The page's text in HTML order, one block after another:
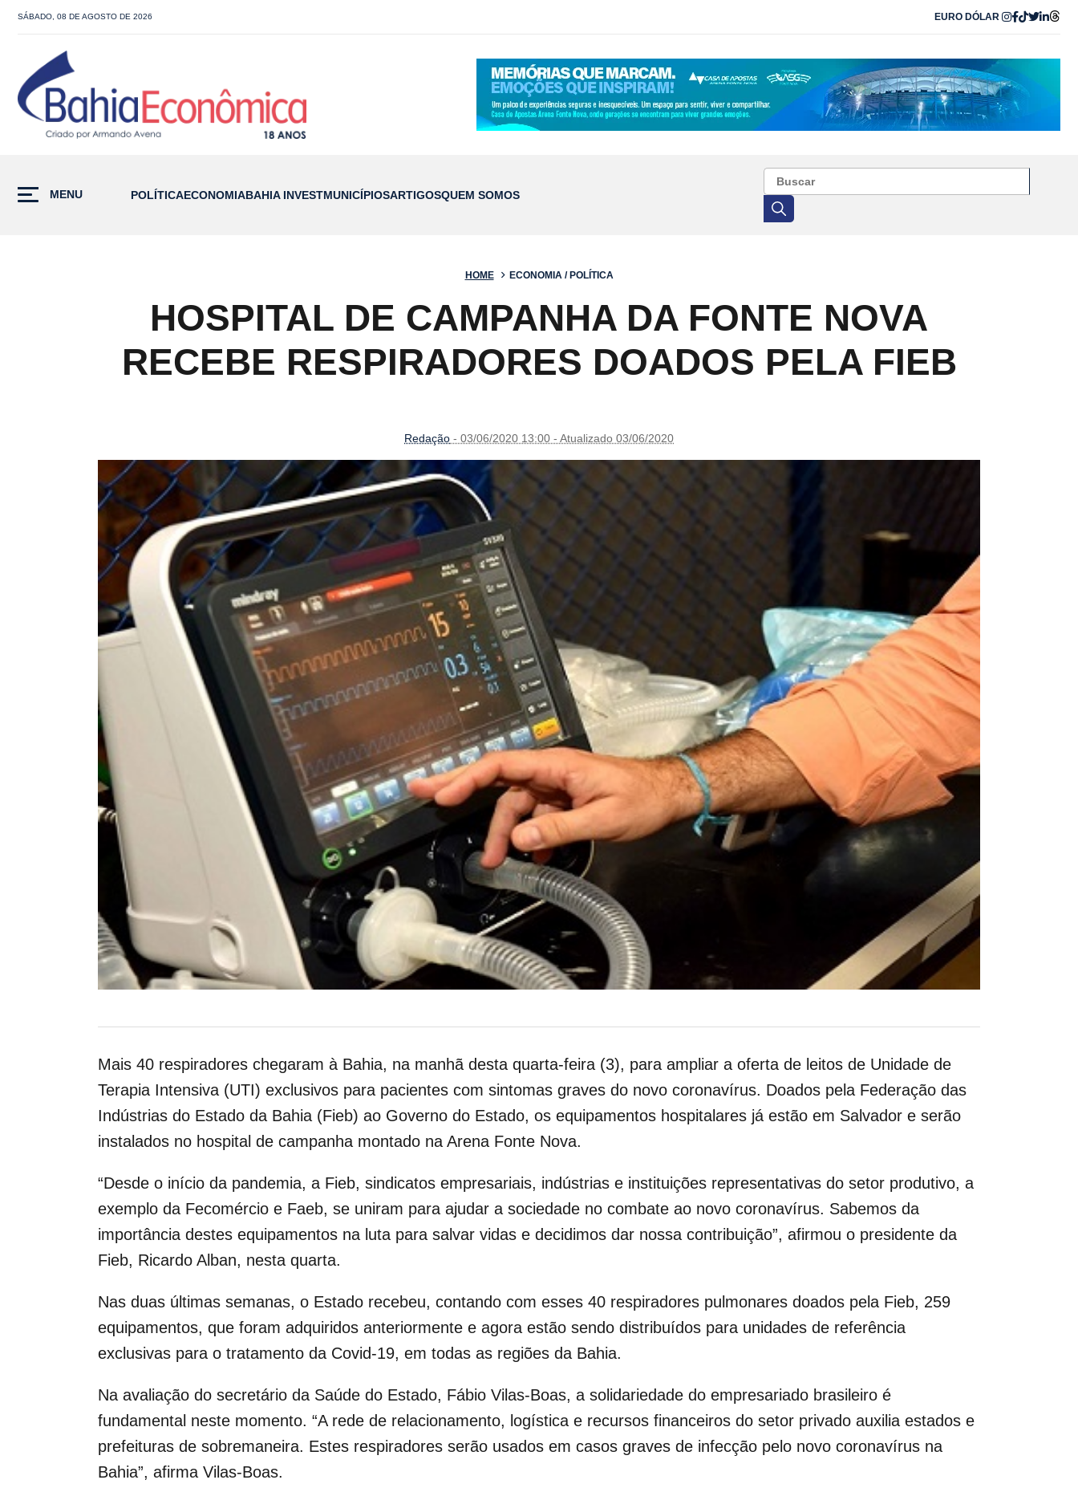
SÁBADO, 08 DE AGOSTO DE 2026 EURO DÓLAR
MENU POLÍTICAECONOMIABAHIA INVESTMUNICÍPIOSARTIGOSQUEM SOMOS
HOME ECONOMIA / POLÍTICA
HOSPITAL DE CAMPANHA DA FONTE NOVA
RECEBE RESPIRADORES DOADOS PELA FIEB
Redação - 03/06/2020 13:00 - Atualizado 03/06/2020
Mais 40 respiradores chegaram à Bahia, na manhã desta quarta-feira (3), para ampliar a oferta de leitos de Unidade de
Terapia Intensiva (UTI) exclusivos para pacientes com sintomas graves do novo coronavírus. Doados pela Federação das
Indústrias do Estado da Bahia (Fieb) ao Governo do Estado, os equipamentos hospitalares já estão em Salvador e serão
instalados no hospital de campanha montado na Arena Fonte Nova.
“Desde o início da pandemia, a Fieb, sindicatos empresariais, indústrias e instituições representativas do setor produtivo, a
exemplo da Fecomércio e Faeb, se uniram para ajudar a sociedade no combate ao novo coronavírus. Sabemos da
importância destes equipamentos na luta para salvar vidas e decidimos dar nossa contribuição”, afirmou o presidente da
Fieb, Ricardo Alban, nesta quarta.
Nas duas últimas semanas, o Estado recebeu, contando com esses 40 respiradores pulmonares doados pela Fieb, 259
equipamentos, que foram adquiridos anteriormente e agora estão sendo distribuídos para unidades de referência
exclusivas para o tratamento da Covid-19, em todas as regiões da Bahia.
Na avaliação do secretário da Saúde do Estado, Fábio Vilas-Boas, a solidariedade do empresariado brasileiro é
fundamental neste momento. “A rede de relacionamento, logística e recursos financeiros do setor privado auxilia estados e
prefeituras de sobremaneira. Estes respiradores serão usados em casos graves de infecção pelo novo coronavírus na
Bahia”, afirma Vilas-Boas.